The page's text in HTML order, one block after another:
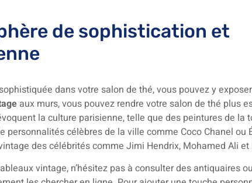
de sophistication et
dans votre salon de thé, vous pouvez y
aux murs, vous pouvez rendre votre salon de thé plus
la culture parisienne, telle que des peintures de la
personnalités célèbres de la ville comme Coco Chanel ou
des célébrités comme Jimi Hendrix, Mohamed Ali et
vintage, n’hésitez pas à consulter des antiquaires